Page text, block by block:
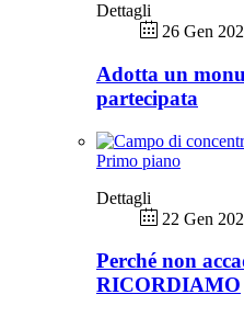
Dettagli
26 Gen
Adotta un
partecipata
Primo piano
Dettagli
22 Gen
Perché non
RICORDIAMO